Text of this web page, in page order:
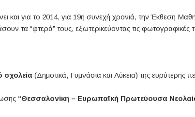
και για το 2014, για 19η συνεχή χρονιά, την Έκθεση
τα “φτερά” τους, εξωτερικεύοντας τις φωτογραφικές
σχολεία (Δημοτικά, Γυμνάσια και Λύκεια) της ευρύτερης
“Θεσσαλονίκη – Ευρωπαϊκή Πρωτεύουσα